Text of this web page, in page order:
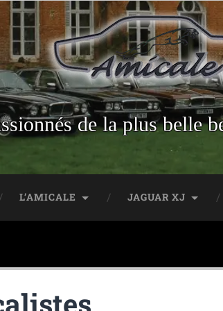
de la plus belle
L’AMICALE JAGUAR XJ